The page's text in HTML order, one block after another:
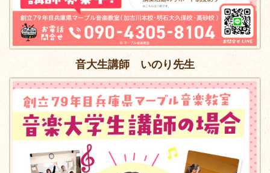
音大生講師 いのり先生